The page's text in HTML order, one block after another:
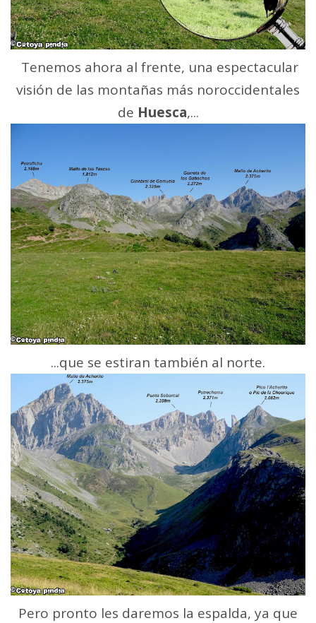
Tenemos ahora al frente, una espectacular
visión de las montañas más noroccidentales
de Huesca,...
...que se estiran también al norte.
Pero pronto les daremos la espalda, ya que